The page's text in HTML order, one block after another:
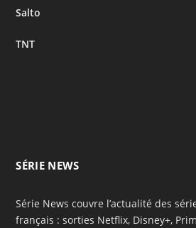
Salto
TNT
SÉRIE NEWS
Série News couvre l’actualité des
français : sorties Netflix, Disney+,